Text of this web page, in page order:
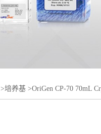
>培养基 >OriGen CP-70 70mL